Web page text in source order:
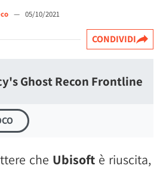
— 05/10/2021
CONDIVIDI
Ghost Recon Frontline
che Ubisoft è riuscita,